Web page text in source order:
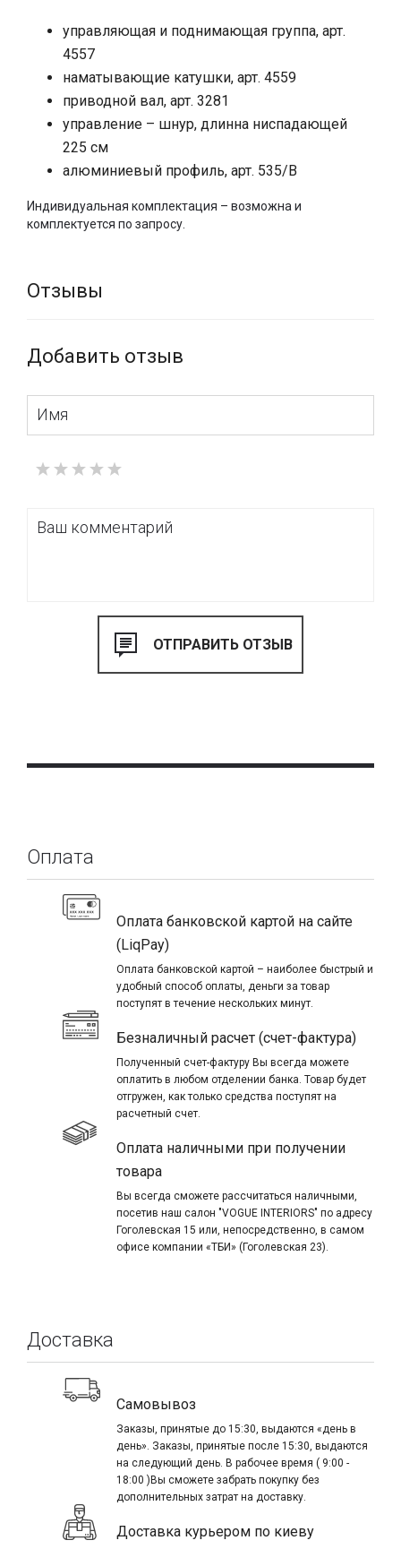
Карнизная система Lift 939 может поднимать
карниз для драпированных занавесей Slalom 430
карниз для драпированных занавесей Arco 470
Arco 470/2
карниз для драпированных занавесей Multiplo 412
штор Rotary 444/2
карниз для римских, французских, австрийских
управляющая и поднимающая группа, арт.
4557
наматывающие катушки, арт. 4559
приводной вал, арт. 3281
управление – шнур, длинна ниспадающей
225 см
алюминиевый профиль, арт. 535/B
Индивидуальная комплектация – возможна и
комплектуется по запросу.
Отзывы
Добавить отзыв
Оплата
Оплата банковской картой на сайте
(LiqPay)
Оплата банковской картой – наиболее быстрый и
удобный способ оплаты, деньги за товар
поступят в течение нескольких минут.
Безналичный расчет (счет-фактура)
Полученный счет-фактуру Вы всегда можете
оплатить в любом отделении банка. Товар будет
отгружен, как только средства поступят на
расчетный счет.
Оплата наличными при получении
товара
Вы всегда сможете рассчитаться наличными,
посетив наш салон "VOGUE INTERIORS" по адресу
Гоголевская 15 или, непосредственно, в самом
офисе компании «ТБИ» (Гоголевская 23).
Доставка
Самовывоз
Заказы, принятые до 15:30, выдаются «день в
день». Заказы, принятые после 15:30, выдаются
на следующий день. В рабочее время ( 9:00 -
18:00 )Вы сможете забрать покупку без
дополнительных затрат на доставку.
Доставка курьером по киеву